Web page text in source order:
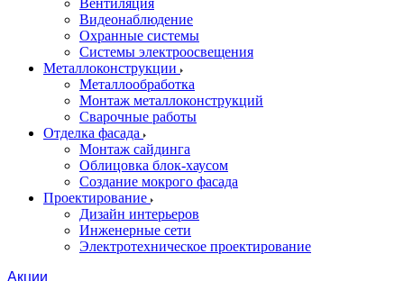
Вентиляция
Видеонаблюдение
Охранные системы
Системы электроосвещения
Металлоконструкции
Металлообработка
Монтаж металлоконструкций
Сварочные работы
Отделка фасада
Монтаж сайдинга
Облицовка блок-хаусом
Создание мокрого фасада
Проектирование
Дизайн интерьеров
Инженерные сети
Электротехническое проектирование
Акции